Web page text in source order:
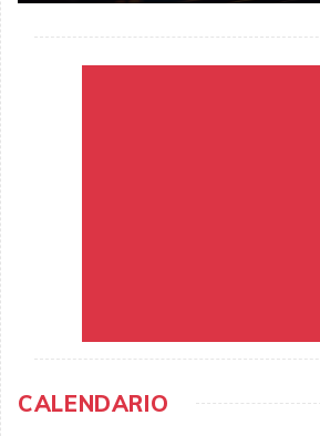
CALENDARIO